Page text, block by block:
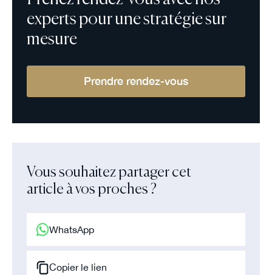
experts pour une stratégie sur
mesure
Prendre rendez-vous
Vous souhaitez partager cet
article à vos proches ?
WhatsApp
Copier le lien